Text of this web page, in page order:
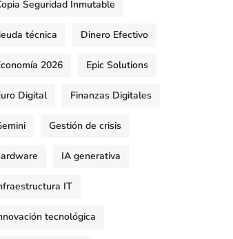
Seguridad Inmutable
técnica Dinero Efectivo
2026 Epic Solutions
Digital Finanzas Digitales
Gestión de crisis
IA generativa
IT
tecnológica